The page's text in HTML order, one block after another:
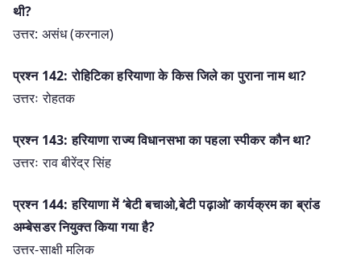
थी?
उत्तर: असंध (करनाल)
प्रश्न 142: रोहिटिका हरियाणा के किस जिले का पुराना नाम था?
उत्तरः रोहतक
प्रश्न 143: हरियाणा राज्य विधानसभा का पहला स्पीकर कौन था?
उत्तरः राव बीरेंद्र सिंह
प्रश्न 144: हरियाणा में ‘बेटी बचाओ,बेटी पढ़ाओ’ कार्यक्रम का ब्रांड
अम्बेसडर नियुक्त किया गया है?
उत्तर-साक्षी मलिक